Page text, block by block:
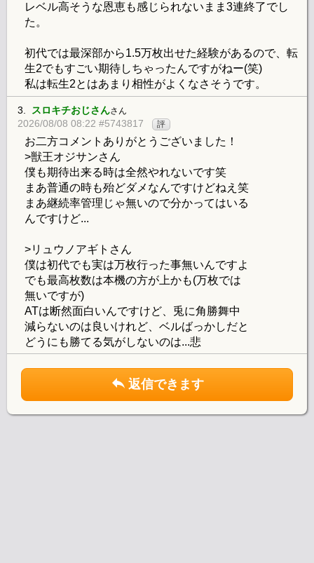
レベル高そうな恩恵も感じられないまま3連終了でし
た。
初代では最深部から1.5万枚出せた経験があるので、転
生2でもすごい期待しちゃったんですがねー(笑)
私は転生2とはあまり相性がよくなさそうです。
3. スロキチおじさんさん
2026/08/08 08:22 #5743817 評
お二方コメントありがとうございました！
>獣王オジサンさん
僕も期待出来る時は全然やれないです笑
まあ普通の時も殆どダメなんですけどねえ笑
まあ継続率管理じゃ無いので分かってはいる
んですけど...
>リュウノアギトさん
僕は初代でも実は万枚行った事無いんですよ
でも最高枚数は本機の方が上かも(万枚では
無いですが)
ATは断然面白いんですけど、兎に角勝舞中
減らないのは良いけれど、ベルばっかしだと
どうにも勝てる気がしないのは...悲
返信できます